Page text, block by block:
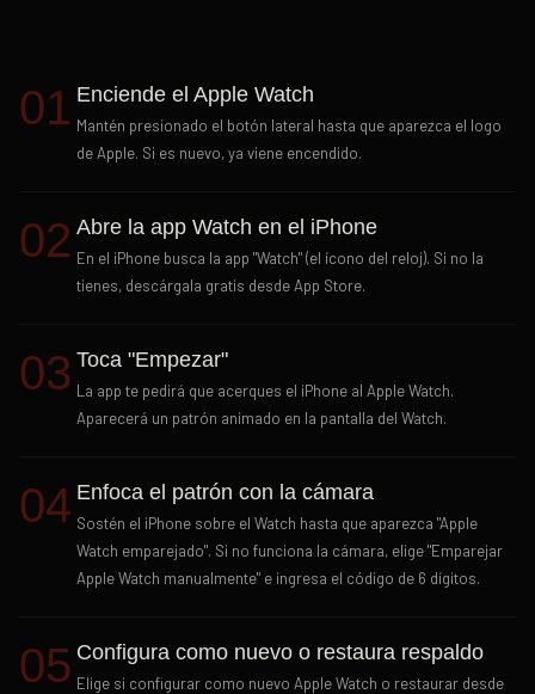
01 Enciende el Apple Watch
Mantén presionado el botón lateral hasta que aparezca el logo
de Apple. Si es nuevo, ya viene encendido.
02 Abre la app Watch en el iPhone
En el iPhone busca la app "Watch" (el ícono del reloj). Si no la
tienes, descárgala gratis desde App Store.
03 Toca "Empezar"
La app te pedirá que acerques el iPhone al Apple Watch.
Aparecerá un patrón animado en la pantalla del Watch.
04 Enfoca el patrón con la cámara
Sostén el iPhone sobre el Watch hasta que aparezca "Apple
Watch emparejado". Si no funciona la cámara, elige "Emparejar
Apple Watch manualmente" e ingresa el código de 6 dígitos.
05 Configura como nuevo o restaura respaldo
Elige si configurar como nuevo Apple Watch o restaurar desde